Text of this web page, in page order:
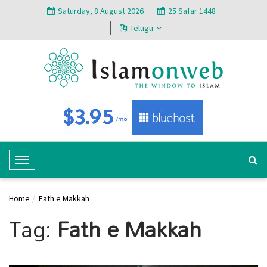
Saturday, 8 August 2026
25 Safar 1448
Telugu
T
o
g
e
a
Home Fath e Makkah
Tag: Fath e Makkah